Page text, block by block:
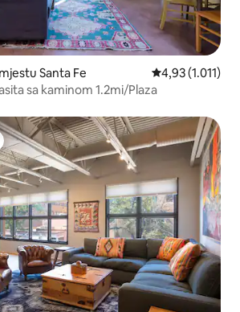
Santa Fe prosječna
4,93 (1.011)
sa kaminom 1.2mi/Plaza